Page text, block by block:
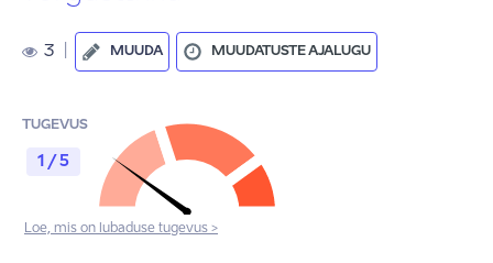
3 MUUDA MUUDATUSTE AJALUGU
TUGEVUS
1 / 5
Loe, mis on lubaduse tugevus >